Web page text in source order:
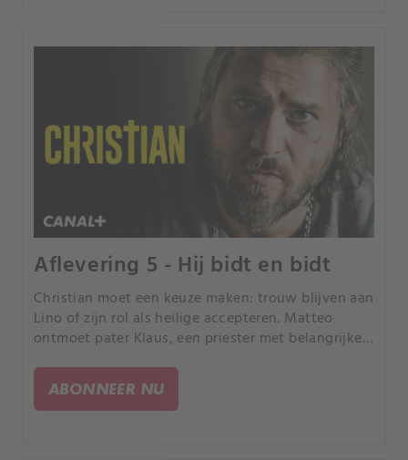
Aflevering 5 - Hij bidt en bidt
Christian moet een keuze maken: trouw blijven aan
Lino of zijn rol als heilige accepteren. Matteo
ontmoet pater Klaus, een priester met belangrijke
ABONNEER NU